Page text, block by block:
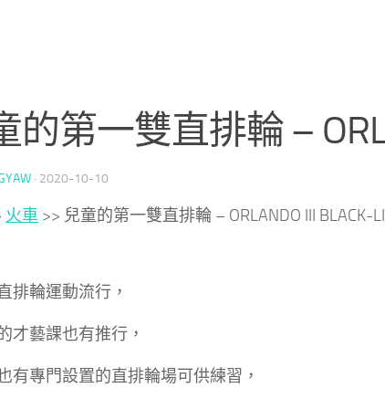
的第一雙直排輪 –
· 2020-10-10
火車 >> 兒童的第一雙直排輪 – ORLANDO III BLACK-
排輪運動流行，
才藝課也有推行，
有專門設置的直排輪場可供練習，